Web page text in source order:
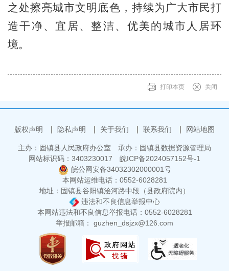
之处擦亮城市文明底色，持续为广大市民打
造干净、宜居、整洁、优美的城市人居环
境。
打印本页 关闭
版权声明 隐私声明 关于我们 联系我们 网站地图
主办：固镇县人民政府办公室
承办：固镇县数据资源管理局
网站标识码：3403230017
皖ICP备2024057152号-1
皖公网安备34032302000001号
本网站运维电话：0552-6028281
地址：固镇县谷阳镇浍河路中段（县政府院内）
违法和不良信息举报中心
本网站违法和不良信息举报电话：0552-6028281
举报邮箱： guzhen_dsjzx@126.com